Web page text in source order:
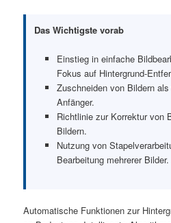
Das Wichtigste vorab
Einstieg in einfache
Fokus auf Hintergrund-
Zuschneiden von Bildern
Anfänger.
Richtlinie zur Korrektur von
Bildern.
Nutzung von
Bearbeitung mehrerer Bilder.
Automatische Funktionen zur